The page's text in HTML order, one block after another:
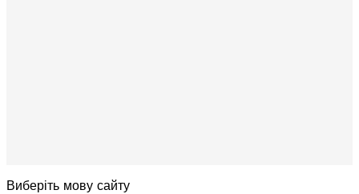
Виберіть мову сайту